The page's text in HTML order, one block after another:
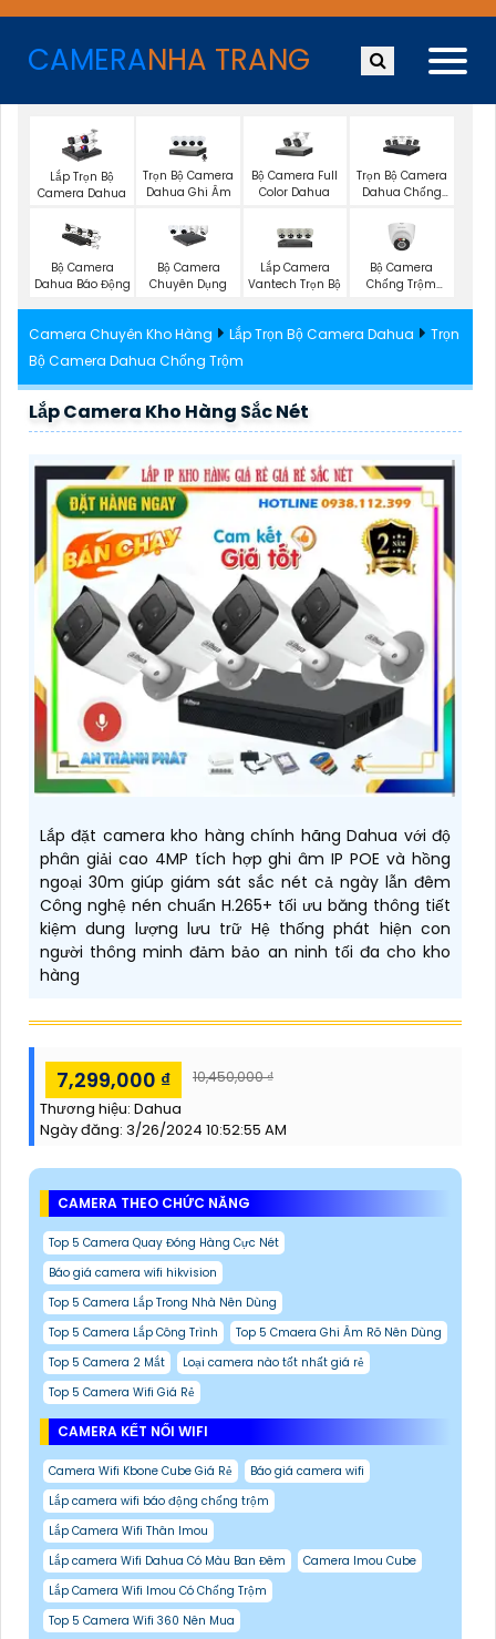
CAMERANHA TRANG
Lắp Trọn Bộ
Camera Dahua
Trọn Bộ Camera
Dahua Ghi Âm
Bộ Camera Full
Color Dahua
Trọn Bộ Camera
Dahua Chống
Bộ Camera
Dahua Báo Động
Bộ Camera
Chuyên Dụng
Lắp Camera
Vantech Trọn Bộ
Bộ Camera
Chống Trộm
Camera Chuyên Kho Hàng Lắp Trọn Bộ Camera Dahua
Trọn
Bộ Camera Dahua Chống Trộm
Lắp Camera Kho Hàng Sắc Nét
Lắp đặt camera kho hàng chính hãng Dahua với độ
phân giải cao 4MP tích hợp ghi âm IP POE và hồng
ngoại 30m giúp giám sát sắc nét cả ngày lẫn đêm
Công nghệ nén chuẩn H.265+ tối ưu băng thông tiết
kiệm dung lượng lưu trữ Hệ thống phát hiện con
người thông minh đảm bảo an ninh tối đa cho kho
hàng
7,299,000 ₫ 10,450,000 ₫
Thương hiệu: Dahua
Ngày đăng: 3/26/2024 10:52:55 AM
CAMERA THEO CHỨC NĂNG
Top 5 Camera Quay Đóng Hàng Cực Nét
Báo giá camera wifi hikvision
Top 5 Camera Lắp Trong Nhà Nên Dùng
Top 5 Camera Lắp Công Trình
Top 5 Cmaera Ghi Âm Rõ Nên Dùng
Top 5 Camera 2 Mắt
Loại camera nào tốt nhất giá rẻ
Top 5 Camera Wifi Giá Rẻ
CAMERA KẾT NỐI WIFI
Camera Wifi Kbone Cube Giá Rẻ
Báo giá camera wifi
Lắp camera wifi báo động chống trộm
Lắp Camera Wifi Thân Imou
Lắp camera Wifi Dahua Có Màu Ban Đêm
Camera Imou Cube
Lắp Camera Wifi Imou Có Chống Trộm
Top 5 Camera Wifi 360 Nên Mua